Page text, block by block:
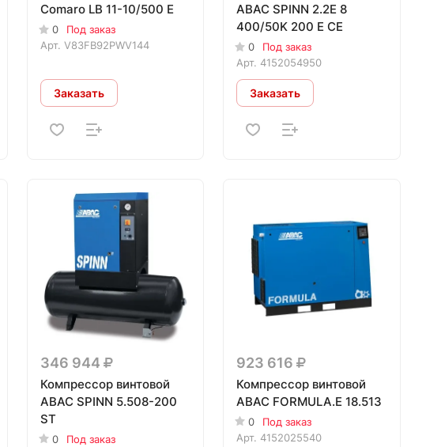
Comaro LB 11-10/500 E
0
Под заказ
Арт. V83FB92PWV144
Заказать
ABAC SPINN 2.2E 8
400/50K 200 E CE
0
Под заказ
Арт.4152054950
Заказать
346 944
Компрессор винтовой
ABAC SPINN 5.508-200
ST
0
Под заказ
923 616
Компрессор винтовой
ABAC FORMULA.E 18.513
0
Под заказ
Арт.4152025540